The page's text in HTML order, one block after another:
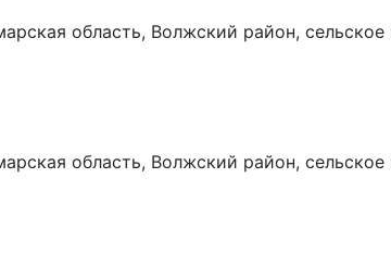
область, Волжский район, сельское
область, Волжский район, сельское